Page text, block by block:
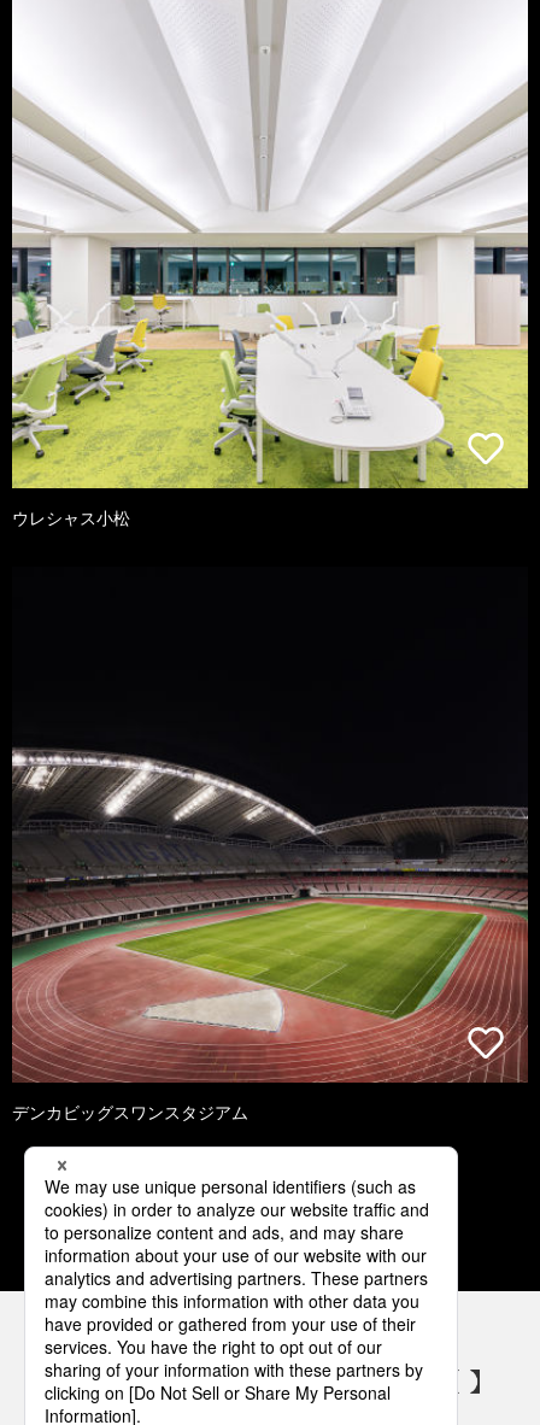
ウレシャス小松
デンカビッグスワンスタジアム
1 2 3 4 5
パナソニックの電気設備 SNSアカウント